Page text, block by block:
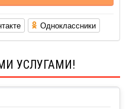
Одноклассники
УСЛУГАМИ!